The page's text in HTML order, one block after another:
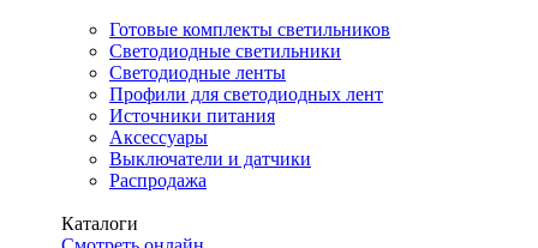
Готовые комплекты светильников
Светодиодные светильники
Светодиодные ленты
Профили для светодиодных лент
Источники питания
Аксессуары
Выключатели и датчики
Распродажа
Каталоги